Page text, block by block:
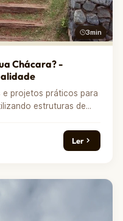
3min
Chácara? -
e projetos práticos para
estruturas de...
Ler